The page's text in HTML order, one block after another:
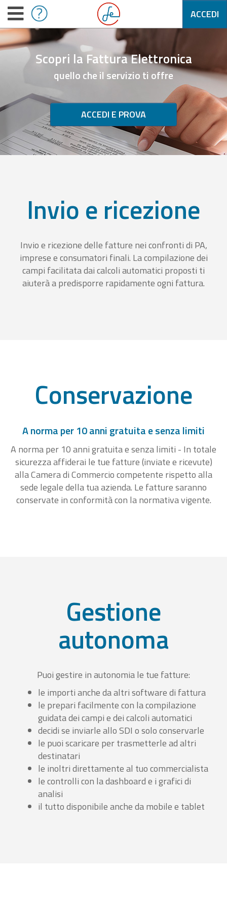
ACCEDI
Scopri la Fattura Elettronica
quello che il servizio ti offre
ACCEDI E PROVA
Invio e ricezione
Invio e ricezione delle fatture nei confronti di PA,
imprese e consumatori finali. La compilazione dei
campi facilitata dai calcoli automatici proposti ti
aiuterà a predisporre rapidamente ogni fattura.
Conservazione
A norma per 10 anni gratuita e senza limiti
A norma per 10 anni gratuita e senza limiti - In totale
sicurezza affiderai le tue fatture (inviate e ricevute)
alla Camera di Commercio competente rispetto alla
sede legale della tua azienda. Le fatture saranno
conservate in conformità con la normativa vigente.
Gestione
autonoma
Puoi gestire in autonomia le tue fatture:
le importi anche da altri software di fattura
le prepari facilmente con la compilazione
guidata dei campi e dei calcoli automatici
decidi se inviarle allo SDI o solo conservarle
le puoi scaricare per trasmetterle ad altri
destinatari
le inoltri direttamente al tuo commercialista
le controlli con la dashboard e i grafici di
analisi
il tutto disponibile anche da mobile e tablet